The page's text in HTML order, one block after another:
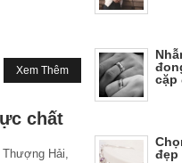
Xem Thêm
chất
Hải,
cặp
đẹp